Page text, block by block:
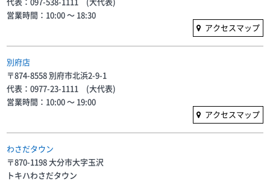
営業時間：10:00 〜 18:30
アクセスマップ
別府店
〒874-8558 別府市北浜2-9-1
代表：0977-23-1111 (大代表)
営業時間：10:00 〜 19:00
アクセスマップ
わさだタウン
〒870-1198 大分市大字玉沢
トキハわさだタウン